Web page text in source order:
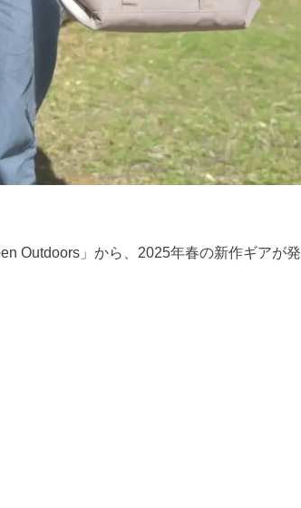
Outdoors」から、2025年春の新作ギアが発